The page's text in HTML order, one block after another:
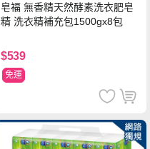
皂福 無香精天然酵素洗衣肥皂
精 洗衣精補充包1500gx8包
$539
免運